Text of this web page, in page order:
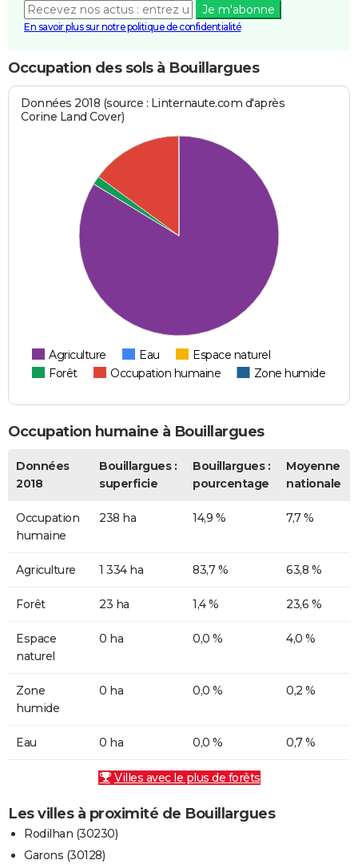
Je m'abonne
En savoir plus sur notre politique de confidentialité
Occupation des sols à Bouillargues
Données 2018 (source : Linternaute.com d'après
Corine Land Cover)
Agriculture Eau
Espace naturel
Forêt
Occupation humaine Zone humide
Occupation humaine à Bouillargues
Données
2018
Bouillargues :
superficie
Bouillargues :
pourcentage
Moyenne
nationale
Occupation
humaine
238 ha 14,9 % 7,7 %
Agriculture 1 334 ha 83,7 % 63,8 %
Forêt 23 ha 1,4 % 23,6 %
Espace
naturel
0 ha 0,0 % 4,0 %
Zone
humide
0 ha 0,0 % 0,2 %
Eau 0 ha 0,0 % 0,7 %
Villes avec le plus de forêts
Les villes à proximité de Bouillargues
Rodilhan (30230)
Garons (30128)